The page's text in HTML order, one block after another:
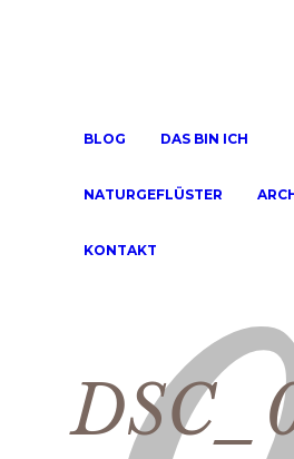
BLOG DAS BIN ICH
NATURGEFLÜSTER
KONTAKT